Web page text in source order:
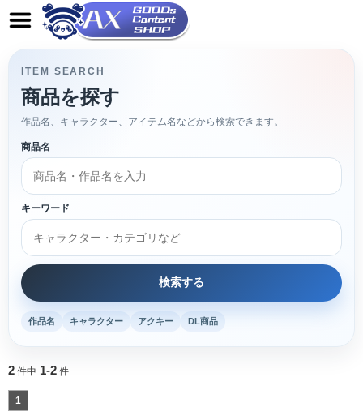
ITEM SEARCH
商品を探す
作品名、キャラクター、アイテム名などから検索できます。
商品名
キーワード
作品名 キャラクター アクキー DL商品
2 件中 1-2 件
1